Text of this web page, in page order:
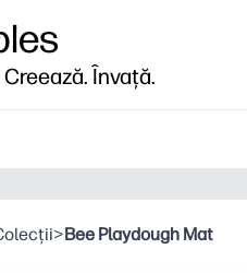
Învață.
>Bee Playdough Mat